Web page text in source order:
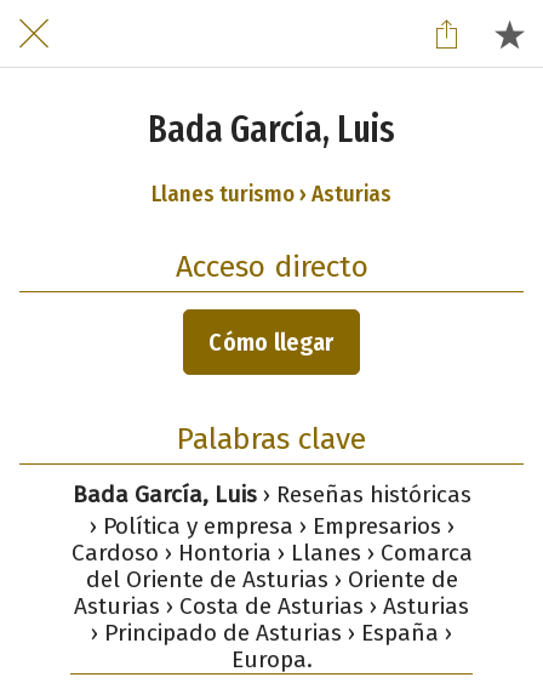
Bada García, Luis
Llanes turismo › Asturias
Acceso directo
Cómo llegar
Palabras clave
Bada García, Luis› Reseñas históricas
› Política y empresa › Empresarios ›
Cardoso › Hontoria › Llanes › Comarca
del Oriente de Asturias › Oriente de
Asturias › Costa de Asturias › Asturias
› Principado de Asturias › España ›
Europa.